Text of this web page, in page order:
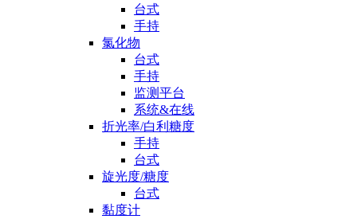
台式
手持
氯化物
台式
手持
监测平台
系统&在线
折光率/白利糖度
手持
台式
旋光度/糖度
台式
黏度计